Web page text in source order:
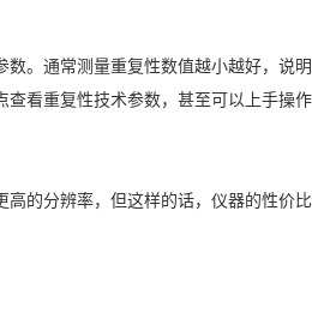
。通常测量重复性数值越小越好，说
看重复性技术参数，甚至可以上手操作
的分辨率，但这样的话，仪器的性价